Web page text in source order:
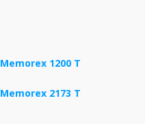
Memorex 1200 T
Memorex 2173 T